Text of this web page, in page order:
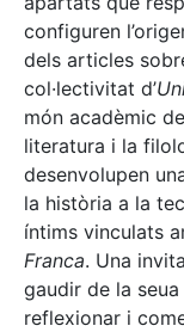
configuren
dels articles
col·lectivitat d’
món acadèmic de
literatura i la
desenvolupen
la història a la
íntims vinculats
Franca. Una
gaudir de la
reflexionar i